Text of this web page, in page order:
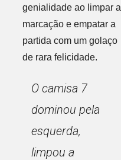
genialidade ao limpar a
marcação e empatar a
partida com um golaço
de rara felicidade.
O camisa 7
dominou pela
esquerda,
limpou a